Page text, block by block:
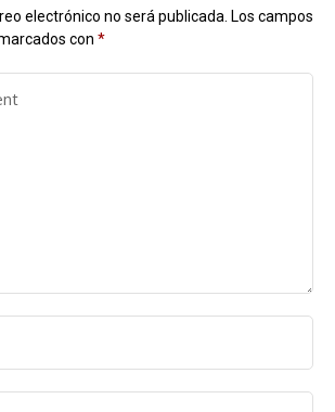
electrónico no será publicada. Los campos
con *